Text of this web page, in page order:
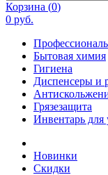
Корзина (0)
0 руб.
Бытовая химия
Гигиена
Диспенсеры и
Грязезащита
Инвентарь для
Новинки
Скидки